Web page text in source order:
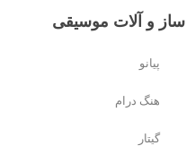
ساز و آلات موسیقی
پیانو
هنگ درام
گیتار